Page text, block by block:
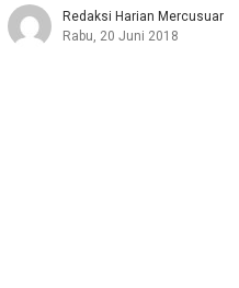
Redaksi Harian Mercusuar
Rabu, 20 Juni 2018